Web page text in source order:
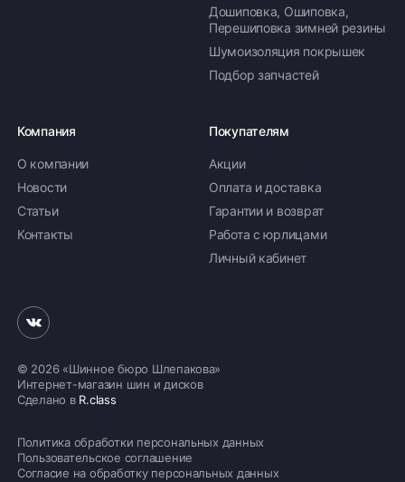
Дошиповка, Ошиповка,
Перешиповка зимней резины
Шумоизоляция покрышек
Подбор запчастей
Компания
О компании
Новости
Статьи
Контакты
Покупателям
Акции
Оплата и доставка
Гарантии и возврат
Работа с юрлицами
Личный кабинет
© 2026 «Шинное бюро Шлепакова»
Интернет-магазин шин и дисков
Сделано в R.class
Политика обработки персональных данных
Пользовательское соглашение
Согласие на обработку персональных данных